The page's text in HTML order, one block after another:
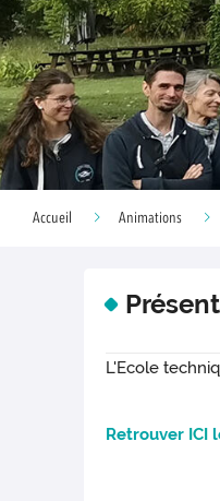
Accueil Animations
L'Ecole
Retrouver ICI